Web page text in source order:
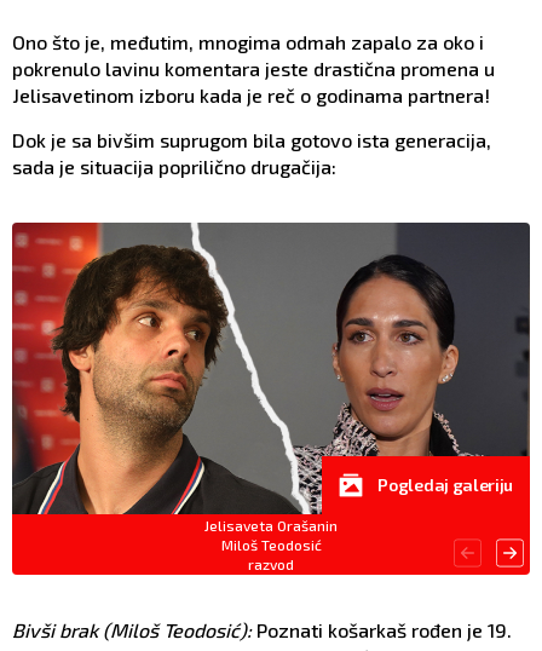
Ono što je, međutim, mnogima odmah zapalo za oko i
pokrenulo lavinu komentara jeste drastična promena u
Jelisavetinom izboru kada je reč o godinama partnera!
Dok je sa bivšim suprugom bila gotovo ista generacija,
sada je situacija poprilično drugačija:
Jelisaveta Orašanin
Miloš Teodosić
razvod
Pogledaj galeriju
Bivši brak (Miloš Teodosić):Poznati košarkaš rođen je 19.